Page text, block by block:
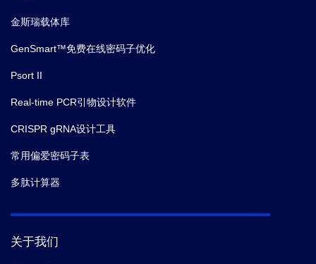
金斯瑞载体库
GenSmart™免费在线密码子优化
Psort II
Real-time PCR引物设计软件
CRISPR gRNA设计工具
常用偏爱密码子表
多肽计算器
关于我们